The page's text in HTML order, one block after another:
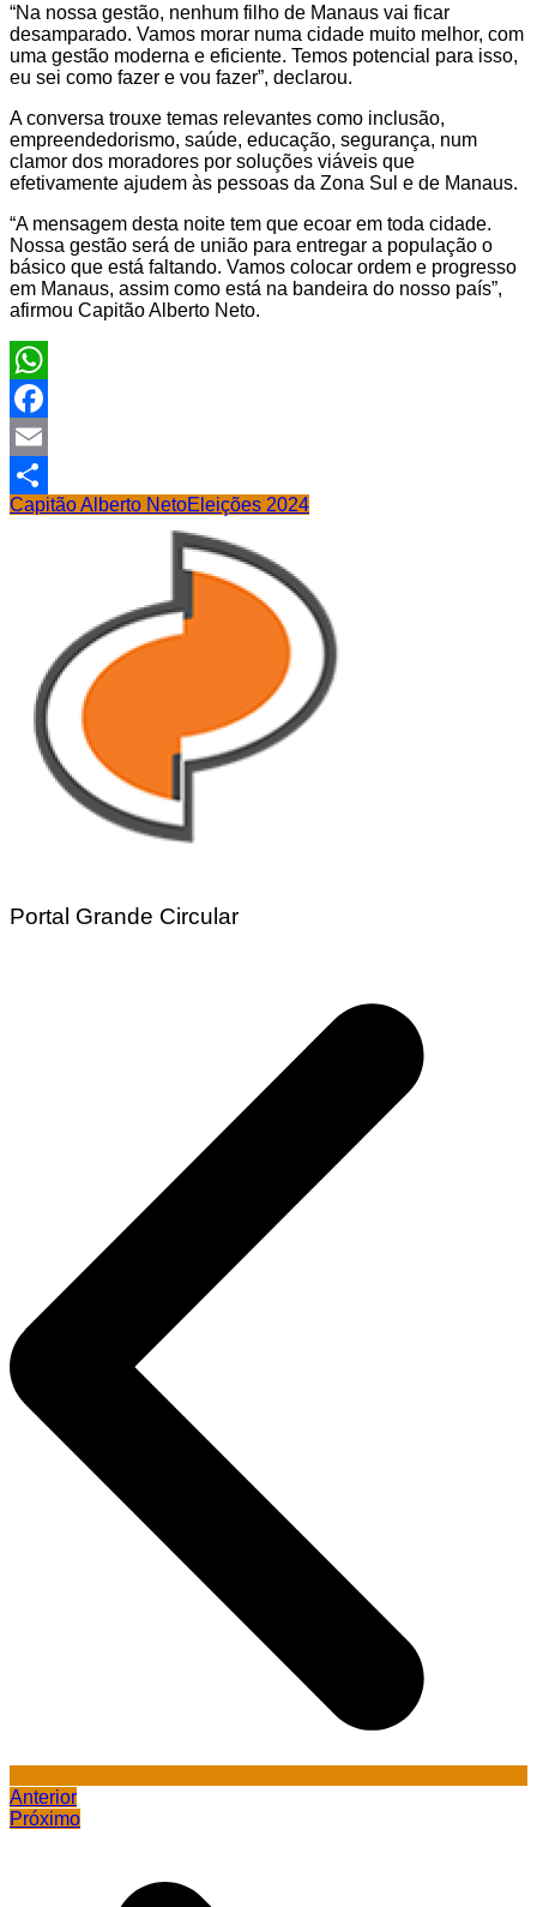
“Na nossa gestão, nenhum filho de Manaus vai ficar
desamparado. Vamos morar numa cidade muito melhor, com
uma gestão moderna e eficiente. Temos potencial para isso,
eu sei como fazer e vou fazer”, declarou.
A conversa trouxe temas relevantes como inclusão,
empreendedorismo, saúde, educação, segurança, num
clamor dos moradores por soluções viáveis que
efetivamente ajudem às pessoas da Zona Sul e de Manaus.
“A mensagem desta noite tem que ecoar em toda cidade.
Nossa gestão será de união para entregar a população o
básico que está faltando. Vamos colocar ordem e progresso
em Manaus, assim como está na bandeira do nosso país”,
afirmou Capitão Alberto Neto.
WhatsApp
Facebook
Email
Share
Capitão Alberto NetoEleições 2024
Portal Grande Circular
Anterior
Próximo